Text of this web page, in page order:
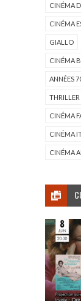
CINÉMA
CINÉMA
GIALLO
CINÉMA
ANNÉES
THRILLER
CINÉMA
CINÉMA
CINÉMA